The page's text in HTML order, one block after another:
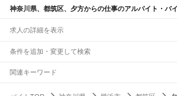
神奈川県、都筑区、夕方からの仕事のアルバイト・バ
求人の詳細を表示
条件を追加・変更して検索
市区町村を追加・変更
駅を追加・変更
関連キーワード